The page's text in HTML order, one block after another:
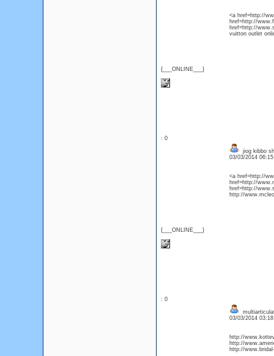
{___ONLINE___}
<a href=http://
href=http://
href=http://
vuitton outlet
: 0
{___ONLINE___}
jiog kibbo
03/03/2014
<a href=http://
href=http://
href=http://
http://
: 0
03/03/2014
http://
http://
http://